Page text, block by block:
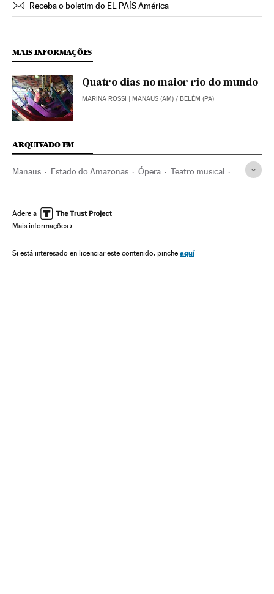
Receba o boletim do EL PAÍS América
MAIS INFORMAÇÕES
Quatro dias no maior rio do mundo
MARINA ROSSI | MANAUS (AM) / BELÉM (PA)
ARQUIVADO EM
Manaus Estado do Amazonas Ópera Teatro musical
Artes cênicas América Espetáculos
Adere a
Mais informações
Si está interesado en licenciar este contenido, pinche aquí